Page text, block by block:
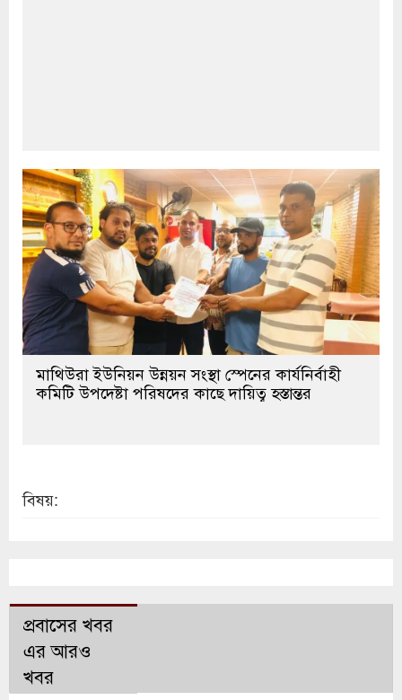
মাথিউরা ইউনিয়ন উন্নয়ন সংস্থা স্পেনের কার্যনির্বাহী
কমিটি উপদেষ্টা পরিষদের কাছে দায়িত্ব হস্তান্তর
বিষয়:
প্রবাসের খবর
এর আরও
খবর